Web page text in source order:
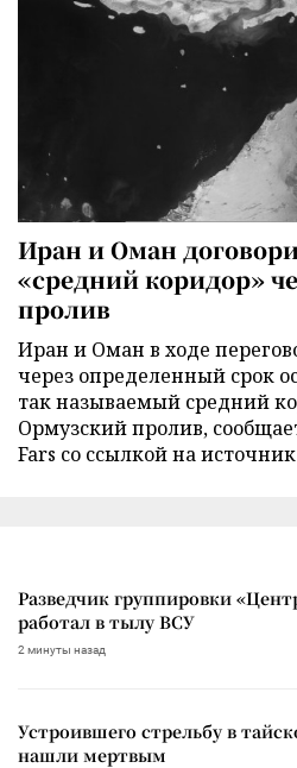
Иран и Оман
«средний коридор»
пролив
Иран и Оман в ходе
через определенный срок
так называемый средний
Ормузский пролив,
Fars со ссылкой на
Разведчик группировки
работал в тылу ВСУ
2 минуты назад
Устроившего стрельбу в
нашли мертвым